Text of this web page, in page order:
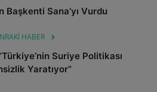
Başkenti Sana’yı Vurdu
HABER
Suriye Politikası
Yaratıyor”